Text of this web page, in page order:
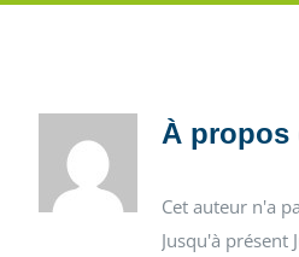
À propos
Cet auteur n'a
Jusqu'à présent